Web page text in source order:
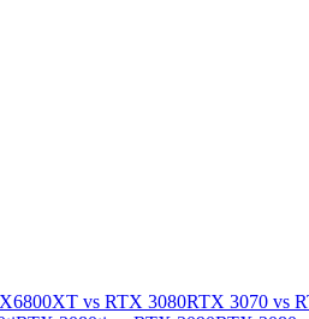
vs RTX 3080RTX 3070 vs